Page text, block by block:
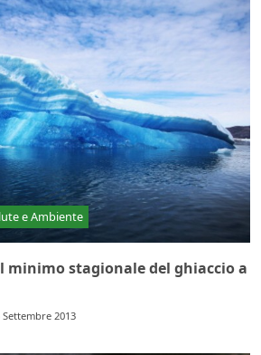
e Ambiente
stagionale del ghiaccio a
Settembre 2013